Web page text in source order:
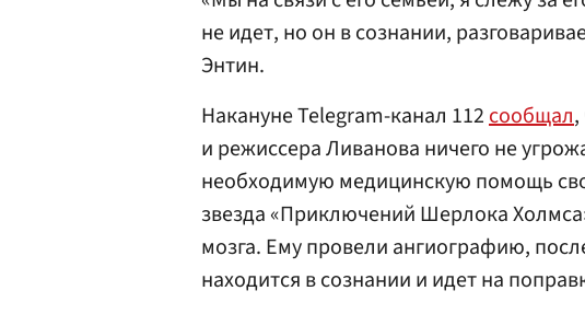
не идет, но он в сознании,
Энтин.
Накануне Telegram-канал 112сообщал
и режиссера Ливанова ничего не
необходимую медицинскую помощь
звезда «Приключений Шерлока
мозга. Ему провели ангиографию,
находится в сознании и идет на